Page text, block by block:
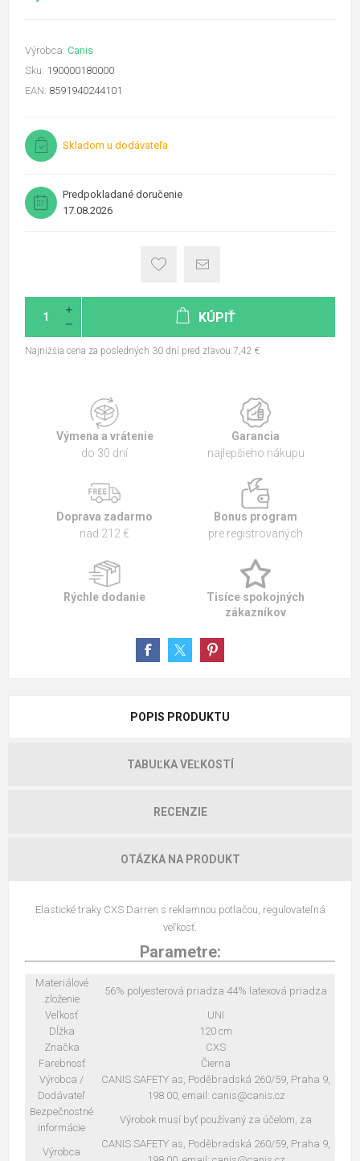
Výrobca: Canis
Sku: 190000180000
EAN: 8591940244101
Skladom u dodávateľa
Predpokladané doručenie
17.08.2026
KÚPIŤ
Najnižšia cena za posledných 30 dní pred zľavou:7,42 €
Výmena a vrátenie
do 30 dní
Garancia
najlepšieho nákupu
Doprava zadarmo
nad 212 €
Bonus program
pre registrovaných
Rýchle dodanie
Tisíce spokojných
zákazníkov
POPIS PRODUKTU
TABUĽKA VEĽKOSTÍ
RECENZIE
OTÁZKA NA PRODUKT
Elastické traky CXS Darren s reklamnou potlačou, regulovateľná
veľkosť.
Parametre:
Materiálové
zloženie
56% polyesterová priadza 44% latexová priadza
Veľkosť
UNI
Dĺžka
120 cm
Značka
CXS
Farebnosť
Čierna
Výrobca /
Dodávateľ
CANIS SAFETY as, Poděbradská 260/59, Praha 9,
198 00, email: canis@canis.cz
Bezpečnostné
informácie
Výrobok musí byť používaný za účelom, za
Výrobca
CANIS SAFETY as, Poděbradská 260/59, Praha 9,